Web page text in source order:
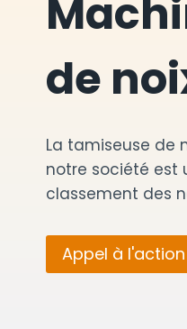
de
La tamiseuse de
notre société est
classement des
Appel à l'action